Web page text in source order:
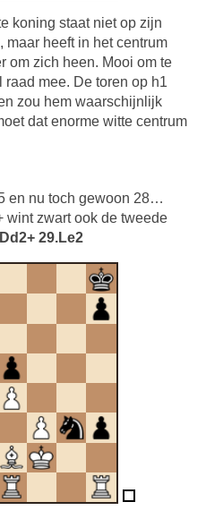
koning staat niet op zijn
maar heeft in het centrum
om zich heen. Mooi om te
mee. De toren op h1
zou hem waarschijnlijk
dat enorme witte centrum
en nu toch gewoon 28…
wint zwart ook de tweede
29.Le2